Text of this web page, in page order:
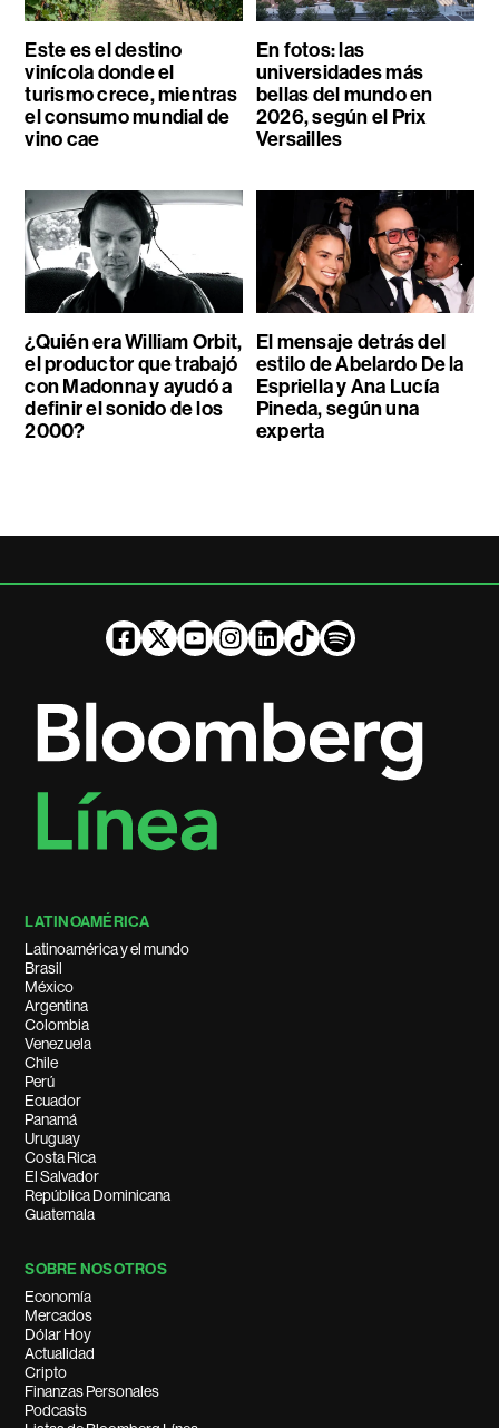
Este es el destino
vinícola donde el
turismo crece, mientras
el consumo mundial de
vino cae
En fotos: las
universidades más
bellas del mundo en
2026, según el Prix
Versailles
¿Quién era William Orbit,
el productor que trabajó
con Madonna y ayudó a
definir el sonido de los
2000?
El mensaje detrás del
estilo de Abelardo De la
Espriella y Ana Lucía
Pineda, según una
experta
LATINOAMÉRICA
Latinoamérica y el mundo
Brasil
México
Argentina
Colombia
Venezuela
Chile
Perú
Ecuador
Panamá
Uruguay
Costa Rica
El Salvador
República Dominicana
Guatemala
SOBRE NOSOTROS
Economía
Mercados
Dólar Hoy
Actualidad
Cripto
Finanzas Personales
Podcasts